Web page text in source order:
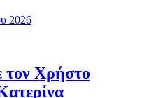
2026
Χρήστο